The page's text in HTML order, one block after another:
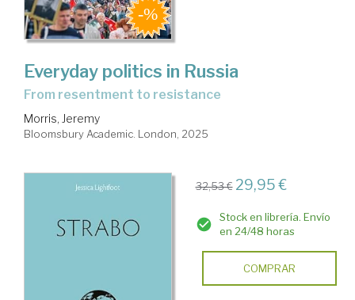
Everyday politics in Russia
from resentment to resistance
Morris, Jeremy
Bloomsbury Academic. London, 2025
32,53 € 29,95 €
Stock en librería. Envío
en 24/48 horas
COMPRAR